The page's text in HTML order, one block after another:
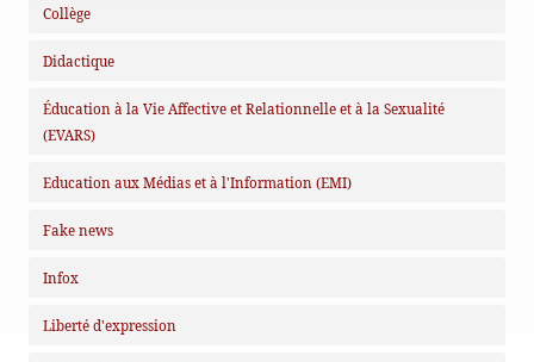
Collège
Didactique
Éducation à la Vie Affective et Relationnelle et à la Sexualité
(EVARS)
Education aux Médias et à l'Information (EMI)
Fake news
Infox
Liberté d'expression